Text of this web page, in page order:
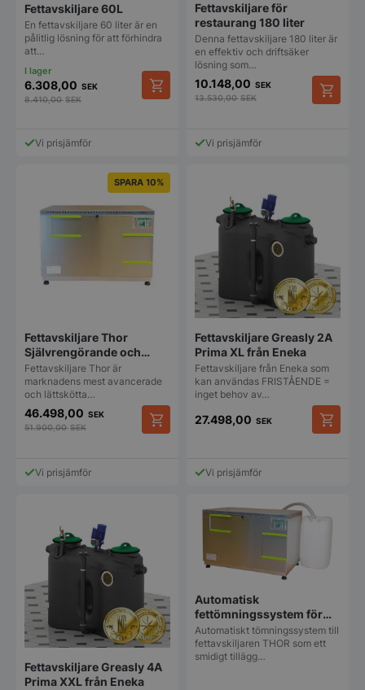
Fettavskiljare 60L
En fettavskiljare 60 liter är en
pålitlig lösning för att förhindra
att…
6.308,00 SEK
8.410,00SEK
Vi prisjämför
Fettavskiljare för
restaurang 180 liter
Denna fettavskiljare 180 liter är
en effektiv och driftsäker
lösning som…
10.148,00 SEK
13.530,00SEK
Vi prisjämför
SPARA 10%
Fettavskiljare Thor
Självrengörande och
miljövänlig
Fettavskiljare Thor är
marknadens mest avancerade
och lättskötta…
46.498,00 SEK
51.900,00SEK
Vi prisjämför
Fettavskiljare Greasly 2A
Prima XL från Eneka
Fettavskiljare från Eneka som
kan användas FRISTÅENDE =
inget behov av…
27.498,00 SEK
Vi prisjämför
Fettavskiljare Greasly 4A
Prima XXL från Eneka
Automatisk
fettömningssystem för
Fettavskiljaren Thor
Automatiskt tömningssystem till
fettavskiljaren THOR som ett
smidigt tillägg…